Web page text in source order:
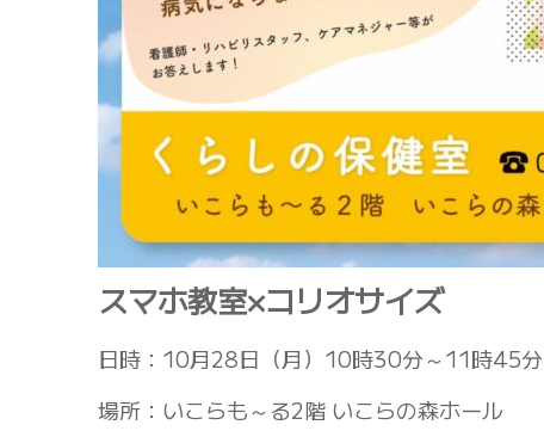
スマホ教室×コリオサイズ
日時：10月28日（月）10時30分～11時45分
場所：いこらも～る2階 いこらの森ホール